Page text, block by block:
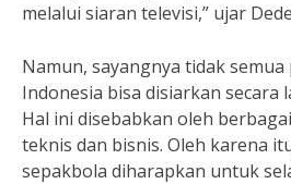
melalui siaran televisi,” ujar
Namun, sayangnya tidak
Indonesia bisa disiarkan secara
Hal ini disebabkan oleh
teknis dan bisnis. Oleh karena
sepakbola diharapkan untuk